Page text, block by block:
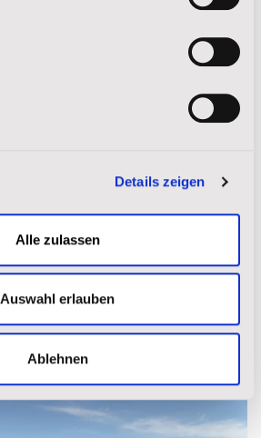
Details zeigen
Alle zulassen
Auswahl erlauben
Ablehnen